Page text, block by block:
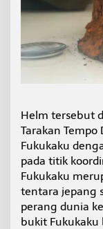
Helm tersebut
Tarakan
Fukukaku
pada titik
Fukukaku
tentara jepang
perang dunia
bukit